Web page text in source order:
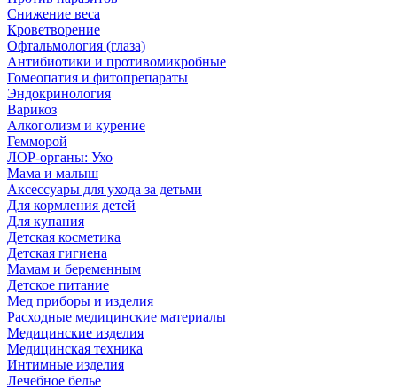
Снижение веса
Кроветворение
Офтальмология (глаза)
Антибиотики и противомикробные
Гомеопатия и фитопрепараты
Эндокринология
Варикоз
Алкоголизм и курение
Гемморой
ЛОР-органы: Ухо
Мама и малыш
Аксессуары для ухода за детьми
Для кормления детей
Для купания
Детская косметика
Детская гигиена
Мамам и беременным
Детское питание
Мед приборы и изделия
Расходные медицинские материалы
Медицинские изделия
Медицинская техника
Интимные изделия
Лечебное белье